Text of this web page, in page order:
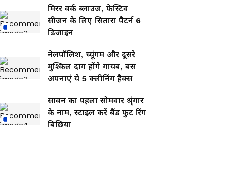
मिरर वर्क ब्लाउज, फेस्टिव
सीजन के लिए सितारा पैटर्न 6
डिजाइन
नेलपॉलिश, च्यूंगम और दूसरे
मुश्किल दाग होंगे गायब, बस
अपनाएं ये 5 क्लीनिंग हैक्स
सावन का पहला सोमवार श्रृंगार
के नाम, स्टाइल करें बैंड फुट रिंग
बिछिया